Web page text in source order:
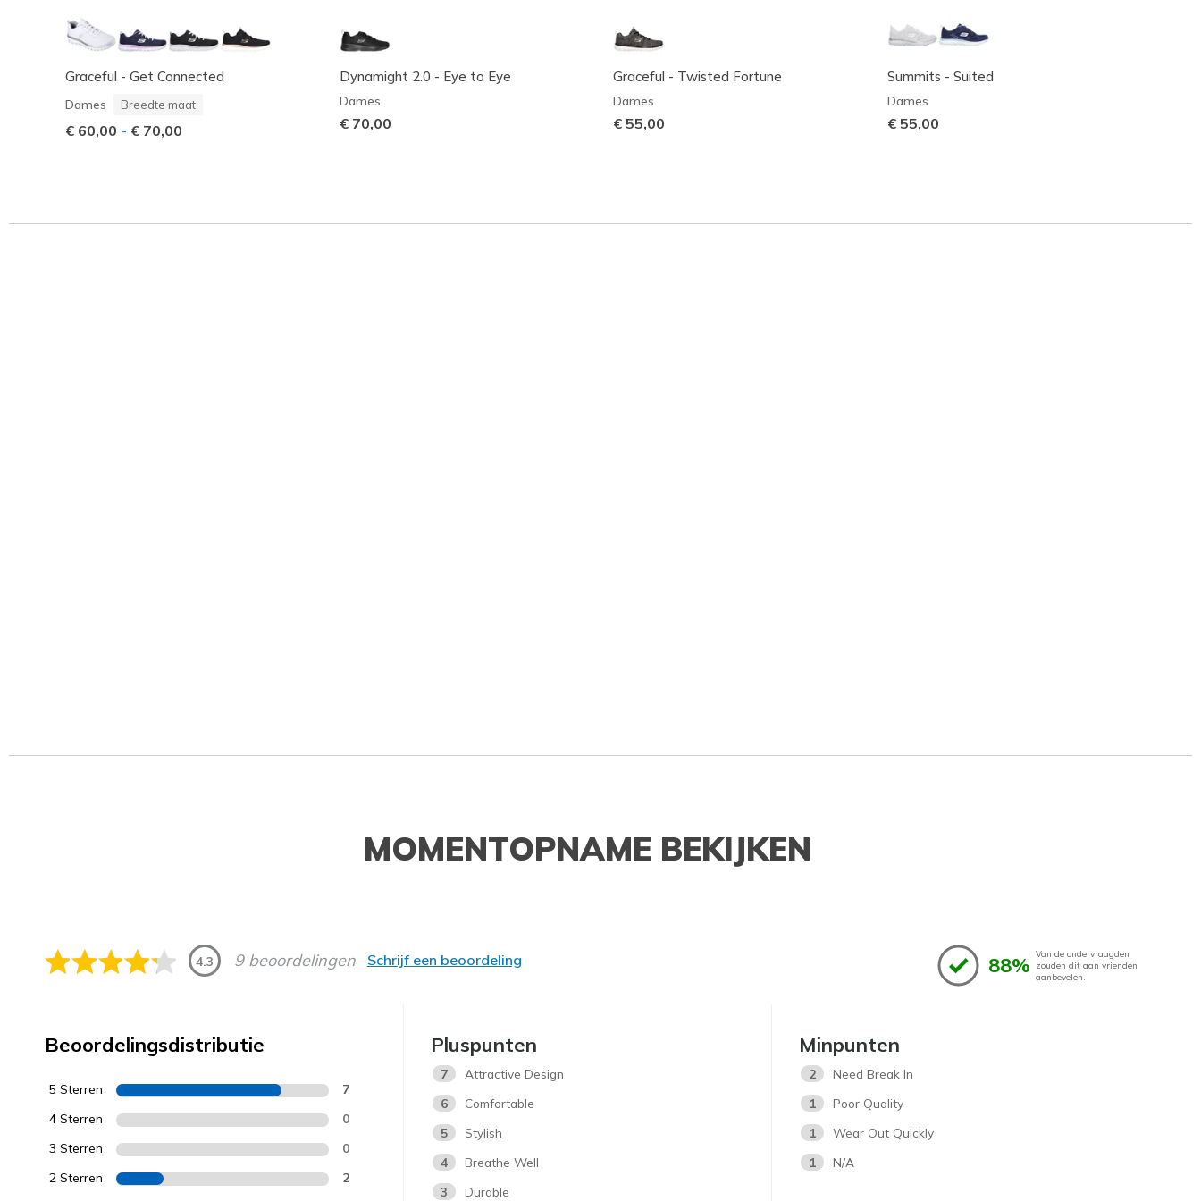
Graceful - Get Connected
Dames Breedte maat
€ 60,00 - € 70,00
Dynamight 2.0 - Eye to Eye
Dames
€ 70,00
Graceful - Twisted Fortune
Dames
€ 55,00
Summits - Suited
Dames
€ 55,00
MOMENTOPNAME BEKIJKEN
4.3 9 beoordelingen Schrijf een beoordeling 88% Van de ondervraagden
zouden dit aan vrienden
aanbevelen.
Beoordelingsdistributie
5 Sterren 7
4 Sterren 0
3 Sterren 0
2 Sterren 2
Pluspunten
7
Attractive Design
6
Comfortable
5
Stylish
4
Breathe Well
3
Durable
Minpunten
2
Need Break In
1
Poor Quality
1
Wear Out Quickly
1
N/A